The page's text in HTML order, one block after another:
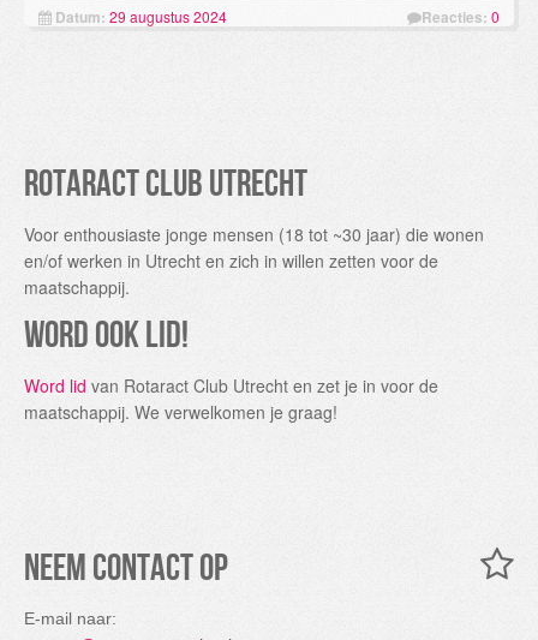
Reacties: 0
Datum: 29 augustus 2024
Rotaract Club Utrecht
Voor enthousiaste jonge mensen (18 tot ~30 jaar) die wonen
en/of werken in Utrecht en zich in willen zetten voor de
maatschappij.
Word ook lid!
Word lid van Rotaract Club Utrecht en zet je in voor de
maatschappij. We verwelkomen je graag!
Neem contact op
E-mail naar: